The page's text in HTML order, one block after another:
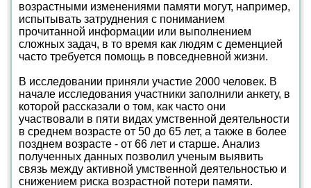
возрастными изменениями памяти могут, например,
испытывать затруднения с пониманием
прочитанной информации или выполнением
сложных задач, в то время как людям с деменцией
часто требуется помощь в повседневной жизни.
В исследовании приняли участие 2000 человек. В
начале исследования участники заполнили анкету, в
которой рассказали о том, как часто они
участвовали в пяти видах умственной деятельности
в среднем возрасте от 50 до 65 лет, а также в более
позднем возрасте - от 66 лет и старше. Анализ
полученных данных позволил ученым выявить
связь между активной умственной деятельностью и
снижением риска возрастной потери памяти.